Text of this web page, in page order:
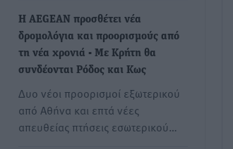
Η AEGEAN προσθέτει νέα
δρομολόγια και προορισμούς από
τη νέα χρονιά - Με Κρήτη θα
συνδέονται Ρόδος και Κως
Δυο νέοι προορισμοί εξωτερικού
από Αθήνα και επτά νέες
απευθείας πτήσεις εσωτερικού…